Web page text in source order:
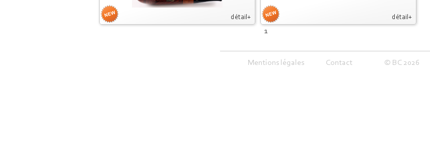
détail+ détail+
1
Mentions légales Contact © BC 2026